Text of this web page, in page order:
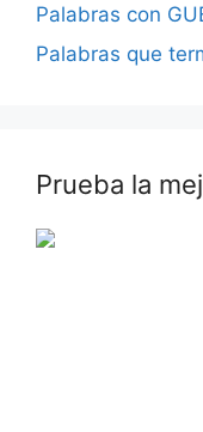
Palabras con
Palabras que
Prueba la